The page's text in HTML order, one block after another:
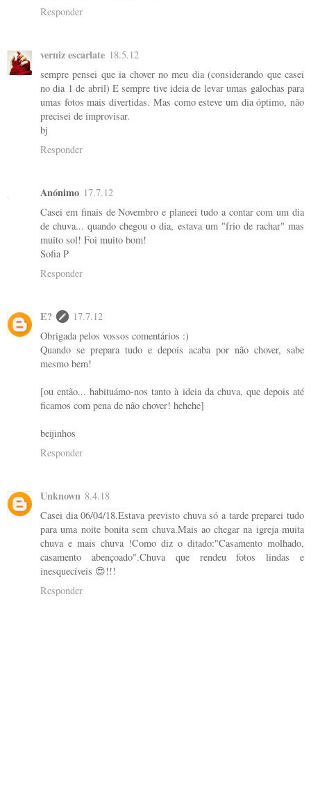
Responder
verniz escarlate 18.5.12
sempre pensei que ia chover no meu dia (considerando que casei
no dia 1 de abril) E sempre tive ideia de levar umas galochas para
umas fotos mais divertidas. Mas como esteve um dia óptimo, não
precisei de improvisar.
bj
Responder
Anónimo 17.7.12
Casei em finais de Novembro e planeei tudo a contar com um dia
de chuva... quando chegou o dia, estava um "frio de rachar" mas
muito sol! Foi muito bom!
Sofia P
Responder
E?
17.7.12
Obrigada pelos vossos comentários :)
Quando se prepara tudo e depois acaba por não chover, sabe
mesmo bem!
[ou então... habituámo-nos tanto à ideia da chuva, que depois até
ficamos com pena de não chover! hehehe]
beijinhos
Responder
Unknown 8.4.18
Casei dia 06/04/18.Estava previsto chuva só a tarde preparei tudo
para uma noite bonita sem chuva.Mais ao chegar na igreja muita
chuva e mais chuva !Como diz o ditado:"Casamento molhado,
casamento abençoado".Chuva que rendeu fotos lindas e
inesquecíveis 😍!!!
Responder